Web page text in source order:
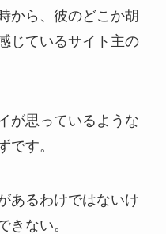
から、彼のどこか胡
じているサイト主の
が思っているような
です。
あるわけではないけ
きない。